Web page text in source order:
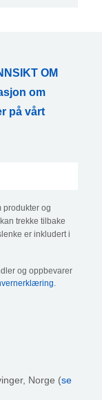
OM
om
på vårt
produkter og
trekke tilbake
er inkludert i
og oppbevarer
.
Norge (se